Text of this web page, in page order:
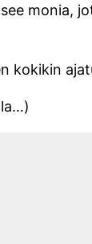
monia,
kokikin